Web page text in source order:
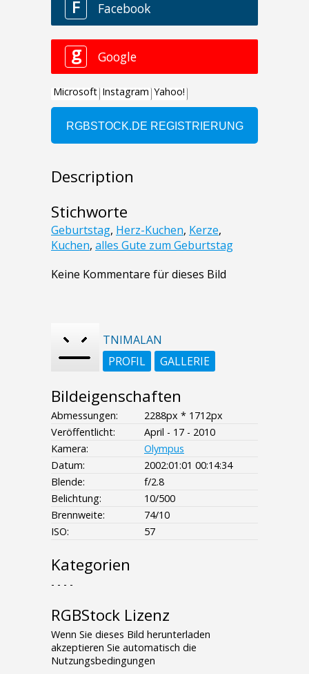
Description
Stichworte
Geburtstag, Herz-Kuchen, Kerze,
Kuchen, alles Gute zum Geburtstag
Keine Kommentare für dieses Bild
TNIMALAN
PROFIL
GALLERIE
Bildeigenschaften
Abmessungen:
2288px * 1712px
Veröffentlicht:
April - 17 - 2010
Kamera:
Olympus
Datum:
2002:01:01 00:14:34
Blende:
f/2.8
Belichtung:
10/500
Brennweite:
74/10
ISO:
57
Kategorien
- - - -
RGBStock Lizenz
Wenn Sie dieses Bild herunterladen
akzeptieren Sie automatisch die
Nutzungsbedingungen